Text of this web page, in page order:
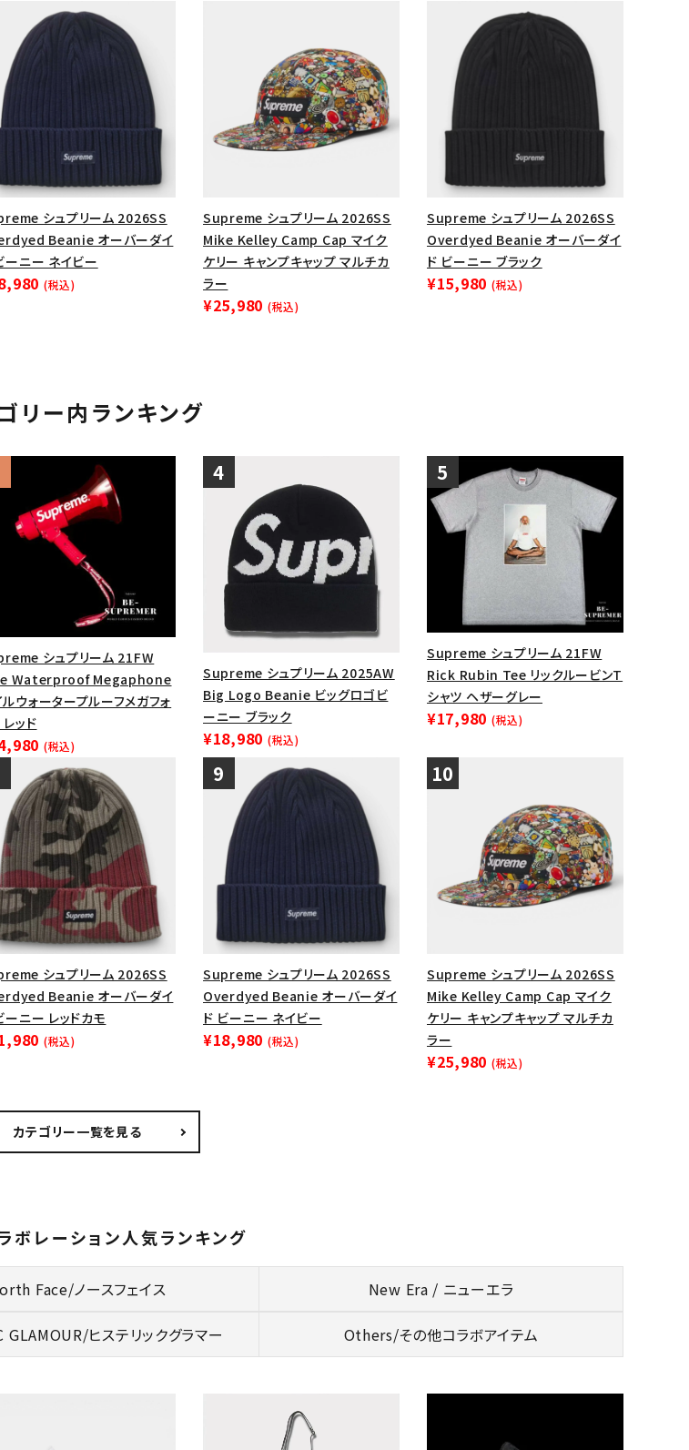
コラボレーションブランドから探す
円 ～ 円
人気ワード
2026SS 2025AW
2025SS
Tシャツ・ロングスリーブ
キャップ・ハット
パーカー・クルーネック
ブラックスウェット
絞り込んで検索する
シュプリーム 2026SS
Beanie オーバーダイ
ーニー ネイビー
(税込)
Supreme シュプリーム 2026SS
Mike Kelley Camp Cap マイク
ケリー キャンプキャップ マルチカ
ラー
¥25,980 (税込)
Supreme シュプリーム 2026SS
Overdyed Beanie オーバーダイ
ド ビーニー ブラック
¥15,980 (税込)
リー内ランキング
シュプリーム 21FW
Waterproof Megaphone
ウォータープルーフメガフォ
ッド
(税込)
Supreme シュプリーム 2025AW
Big Logo Beanie ビッグロゴビ
ーニー ブラック
¥18,980 (税込)
Supreme シュプリーム 21FW
Rick Rubin Tee リックルービンT
シャツ ヘザーグレー
¥17,980 (税込)
シュプリーム 2026SS
Beanie オーバーダイ
ーニー レッドカモ
(税込)
Supreme シュプリーム 2026SS
Overdyed Beanie オーバーダイ
ド ビーニー ネイビー
¥18,980 (税込)
Supreme シュプリーム 2026SS
Mike Kelley Camp Cap マイク
ケリー キャンプキャップ マルチカ
ラー
¥25,980 (税込)
カテゴリー一覧を見る
ボレーション人気ランキング
Face/ノースフェイス New Era / ニューエラ
GLAMOUR/ヒステリックグラマー Others/その他コラボアイテム